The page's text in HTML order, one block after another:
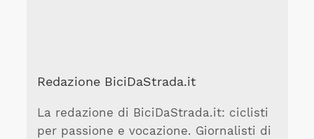
Redazione BiciDaStrada.it
La redazione di BiciDaStrada.it: ciclisti
per passione e vocazione. Giornalisti di